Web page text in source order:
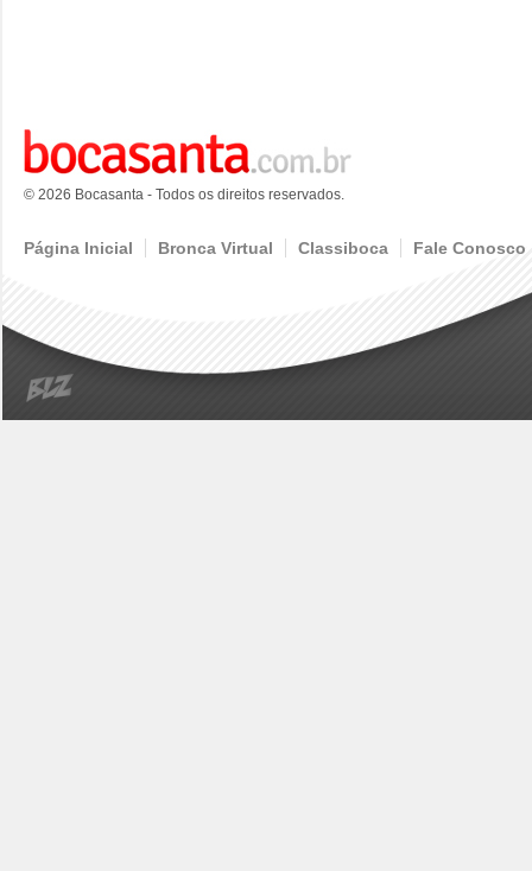
© 2026 Bocasanta - Todos os direitos reservados.
Página Inicial Bronca Virtual Classiboca Fale Conosco